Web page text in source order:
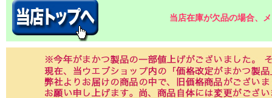
当店在庫が欠品の場合、